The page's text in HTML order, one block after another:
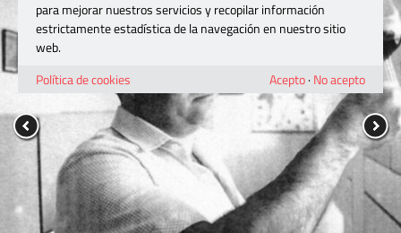
para mejorar nuestros servicios y recopilar información
estrictamente estadística de la navegación en nuestro sitio
web.
Política de cookies
Acepto· No acepto